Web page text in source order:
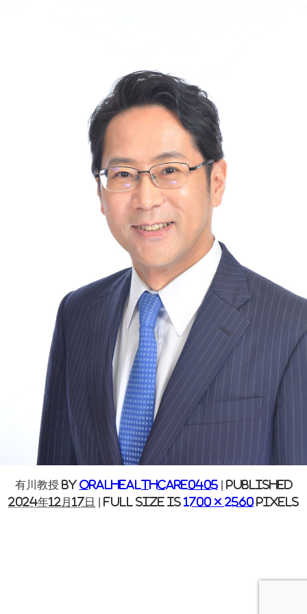
有川教授 By oralhealthcare0405
Published
2024年12月17日
Full size is 1700 × 2560 pixels